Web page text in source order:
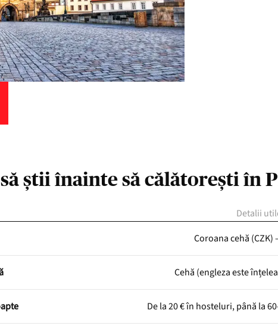
știi înainte să călătorești în
Detalii
Coroana cehă (CZK)
Cehă (engleza este
De la 20 € în hosteluri, până la